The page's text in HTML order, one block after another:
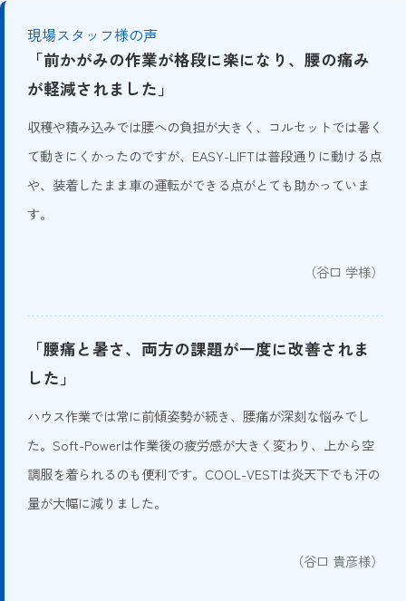
現場スタッフ様の声
「前かがみの作業が格段に楽になり、腰の痛み
が軽減されました」
収穫や積み込みでは腰への負担が大きく、コルセットでは暑く
て動きにくかったのですが、EASY-LIFTは普段通りに動ける点
や、装着したまま車の運転ができる点がとても助かっていま
す。
（谷口 学様）
「腰痛と暑さ、両方の課題が一度に改善されま
した」
ハウス作業では常に前傾姿勢が続き、腰痛が深刻な悩みでし
た。Soft-Powerは作業後の疲労感が大きく変わり、上から空
調服を着られるのも便利です。COOL-VESTは炎天下でも汗の
量が大幅に減りました。
（谷口 貴彦様）